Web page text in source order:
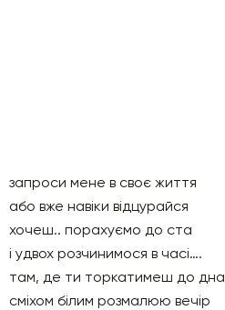
запроси мене в своє життя
або вже навіки відцурайся
хочеш.. порахуємо до ста
і удвох розчинимося в часі….
там, де ти торкатимеш до дна
сміхом білим розмалюю вечір